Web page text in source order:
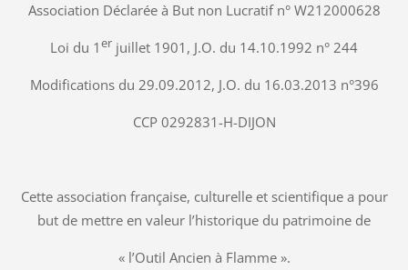
Association Déclarée à But non Lucratif n° W212000628
Loi du 1er juillet 1901, J.O. du 14.10.1992 n° 244
Modifications du 29.09.2012, J.O. du 16.03.2013 n°396
CCP 0292831-H-DIJON
Cette association française, culturelle et scientifique a pour
but de mettre en valeur l’historique du patrimoine de
« l’Outil Ancien à Flamme ».